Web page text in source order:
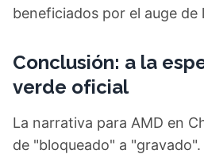
beneficiados por el auge de
Conclusión: a la
verde oficial
La narrativa para AMD en
de "bloqueado" a